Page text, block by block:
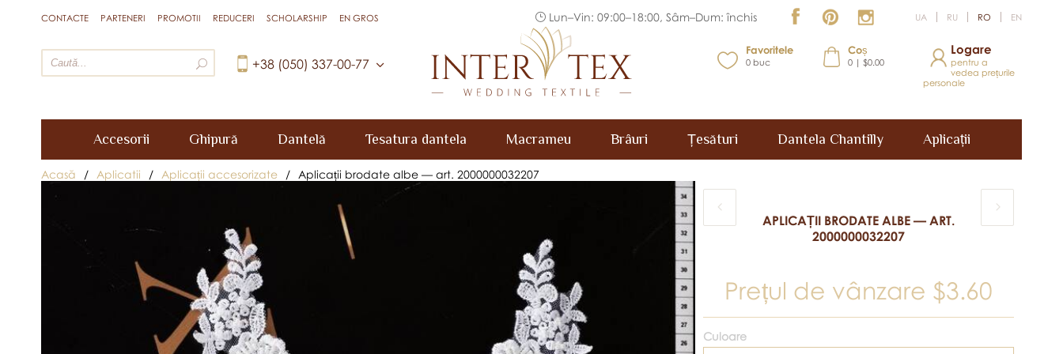
CONTACTE PARTENERI PROMOTII REDUCERI SCHOLARSHIP EN GROS Lun–Vin: 09:00–18:00, Sâm–Dum: închis UA RU RO EN
+38 (050) 337-00-77
Favoritele
0 buc
Coș
0 | $0.00
Logare
pentru a
vedea prețurile
personale
Accesorii Ghipură Dantelă Tesatura dantela Macrameu Brâuri Țesături Dantela Chantilly Aplicații
Acasă / Aplicatii / Aplicații accesorizate / Aplicații brodate albe — art. 2000000032207
APLICAȚII BRODATE ALBE — ART.
2000000032207
Prețul de vânzare $3.60
Culoare